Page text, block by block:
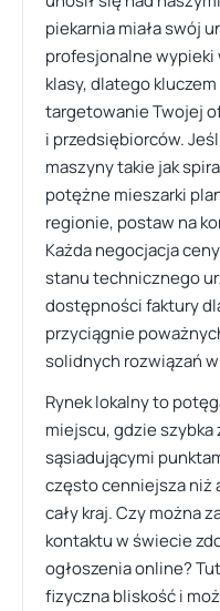
piekarnia miała swój
profesjonalne wypieki
klasy, dlatego
targetowanie Twojej
i przedsiębiorców.
maszyny takie jak
potężne mieszarki
regionie, postaw na
Każda negocjacja
stanu technicznego
dostępności faktury
przyciągnie
solidnych rozwiązań
Rynek lokalny to
miejscu, gdzie
sąsiadującymi
często cenniejsza niż
cały kraj. Czy można
kontaktu w świecie
ogłoszenia online?
fizyczna bliskość i